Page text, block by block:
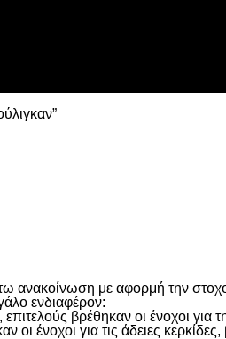
ανακοίνωση με αφορμή την
ενδιαφέρον:
βρέθηκαν οι ένοχοι για
ένοχοι για τις άδειες